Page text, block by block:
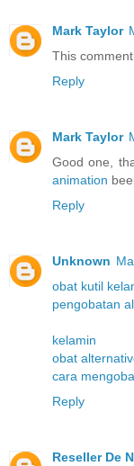
Mark Taylor
This
Reply
Mark Taylor
Good one,
animation
Reply
Unknown
obat kutil
pengobatan
kelamin
obat
cara
Reply
Reseller De